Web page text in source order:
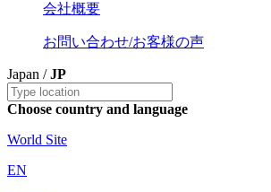
会社概要
お問い合わせ/お客様の声
Japan /JP
Choose country and language
World Site
EN